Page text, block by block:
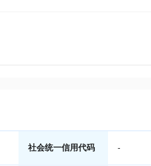
社会统一信用代码 -